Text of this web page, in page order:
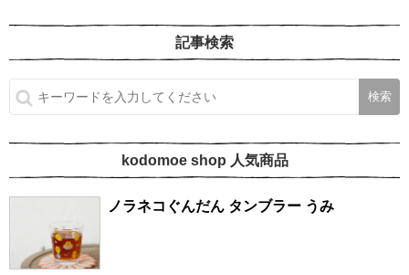
記事検索
kodomoe shop 人気商品
ノラネコぐんだん タンブラー うみ